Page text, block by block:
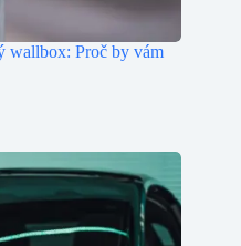
wallbox: Proč by vám